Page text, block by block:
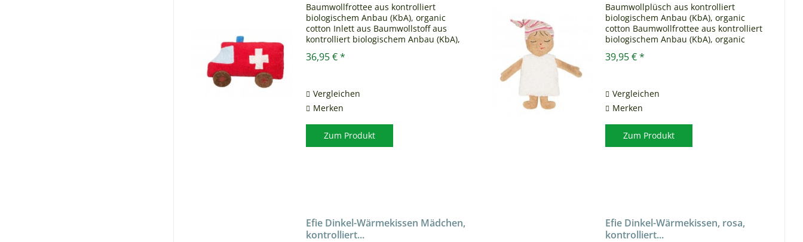
Baumwollfrottee aus kontrolliert
biologischem Anbau (KbA), organic
cotton Inlett aus Baumwollstoff aus
kontrolliert biologischem Anbau (KbA),
sind eine Alternative zur
36,95 € *
Vergleichen
Merken
Zum Produkt
Baumwollplüsch aus kontrolliert
biologischem Anbau (KbA), organic
cotton Baumwollfrottee aus kontrolliert
biologischem Anbau (KbA), organic
biologischem Anbau (KbA), organic
39,95 € *
Vergleichen
Merken
Zum Produkt
Efie Dinkel-Wärmekissen Mädchen,
kontrolliert...
Efie Dinkel-Wärmekissen, rosa,
kontrolliert...